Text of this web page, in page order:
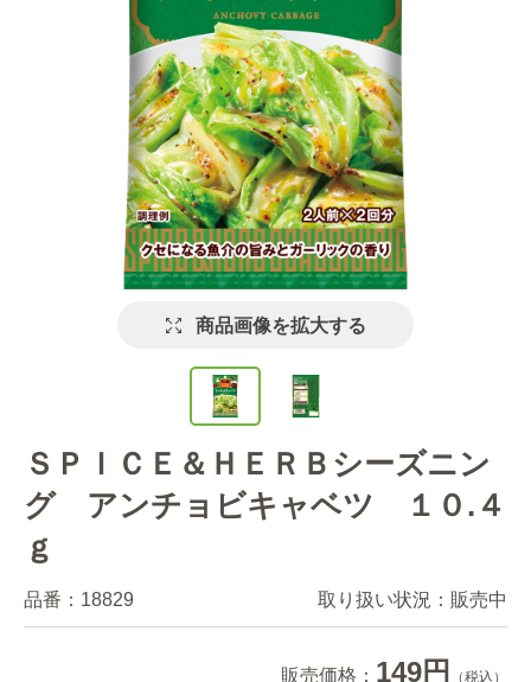
商品画像を拡大する
ＳＰＩＣＥ＆ＨＥＲＢシーズニン
グ アンチョビキャベツ １０.４
ｇ
品番： 18829 取り扱い状況： 販売中
販売価格： 149円 （税込）